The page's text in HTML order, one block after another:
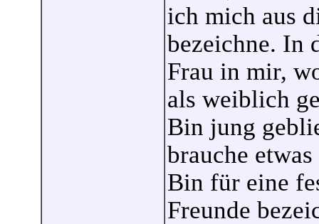
ich mich aus
bezeichne. In
Frau in mir,
als weiblich
Bin jung
brauche
Bin für eine
Freunde